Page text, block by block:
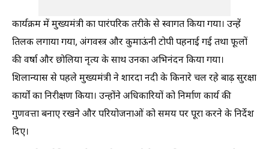
कार्यक्रम में मुख्यमंत्री का पारंपरिक तरीके से स्वागत किया गया। उन्हें
तिलक लगाया गया, अंगवस्त्र और कुमाऊंनी टोपी पहनाई गई तथा फूलों
की वर्षा और छोलिया नृत्य के साथ उनका अभिनंदन किया गया।
शिलान्यास से पहले मुख्यमंत्री ने शारदा नदी के किनारे चल रहे बाढ़ सुरक्षा
कार्यों का निरीक्षण किया। उन्होंने अधिकारियों को निर्माण कार्य की
गुणवत्ता बनाए रखने और परियोजनाओं को समय पर पूरा करने के निर्देश
दिए।